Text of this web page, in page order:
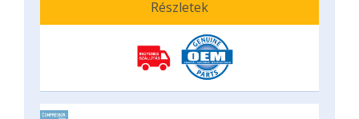
Részletek